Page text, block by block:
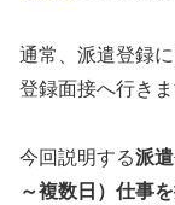
通常、派遣登録
登録面接へ行き
今回説明する派
～複数日）仕事